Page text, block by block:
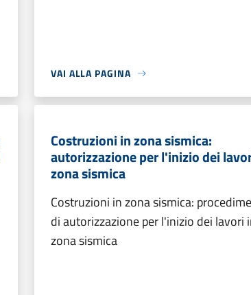
VAI ALLA PAGINA
Costruzioni in zona sismica:
autorizzazione per l'inizio dei
zona sismica
Costruzioni in zona sismica:
di autorizzazione per l'inizio dei lavori
zona sismica